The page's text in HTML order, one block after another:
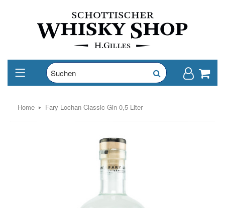
Home Fary Lochan Classic Gin 0,5 Liter